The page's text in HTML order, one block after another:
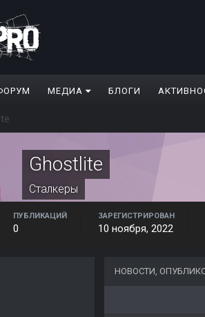
МЕДИА БЛОГИ
Ghostlite
Сталкеры
ПУБЛИКАЦИЙ
0
ЗАРЕГИСТРИРОВАН
10 ноября, 2022
НОВОСТИ,